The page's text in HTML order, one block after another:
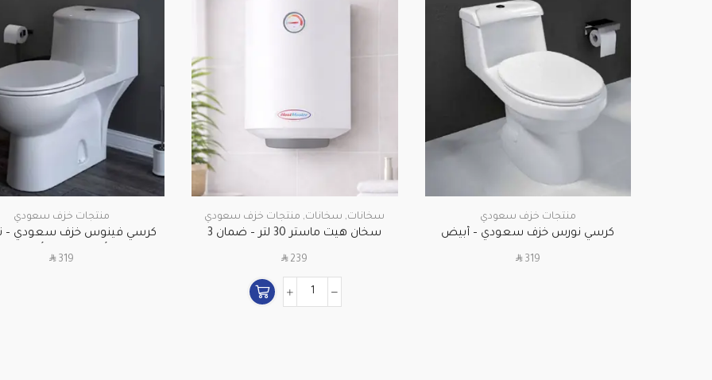
منتجات خزف سعودي
كرسي نورس خزف سعودي – أبيض
SAR319
سخانات, سخانات, منتجات خزف سعودي
سخان هيت ماستر 30 لتر – ضمان 3
سنوات
SAR239
منتجات خزف سعودي
كرسي فينوس خزف سعودي –
أرضي عادي | أبيض
SAR319